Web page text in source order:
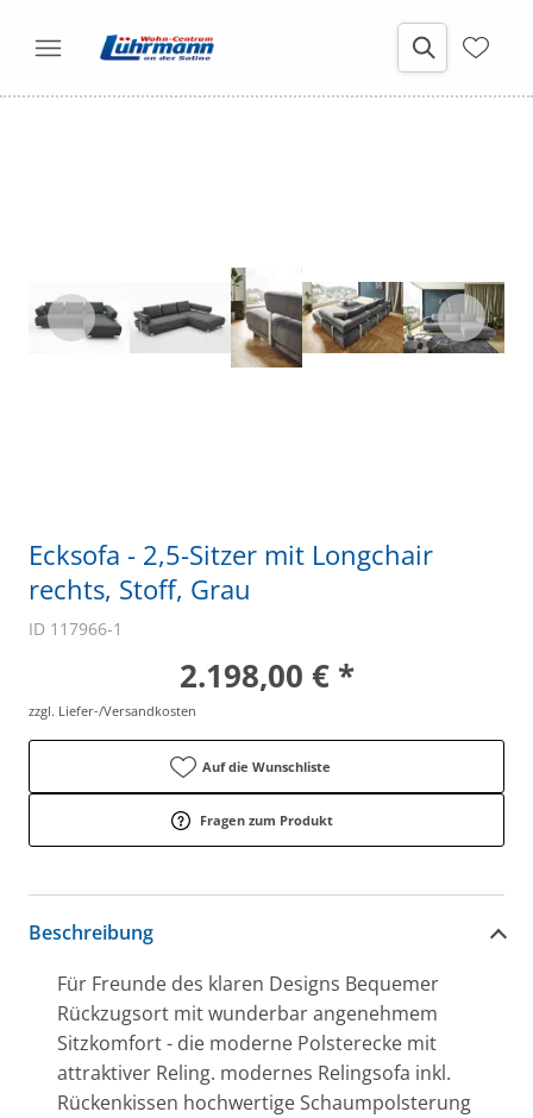
Ecksofa - 2,5-Sitzer mit Longchair
rechts, Stoff, Grau
ID 117966-1
2.198,00 € *
zzgl. Liefer-/Versandkosten
Auf die Wunschliste
Fragen zum Produkt
Beschreibung
Für Freunde des klaren Designs Bequemer
Rückzugsort mit wunderbar angenehmem
Sitzkomfort - die moderne Polsterecke mit
attraktiver Reling. modernes Relingsofa inkl.
Rückenkissen hochwertige Schaumpolsterung